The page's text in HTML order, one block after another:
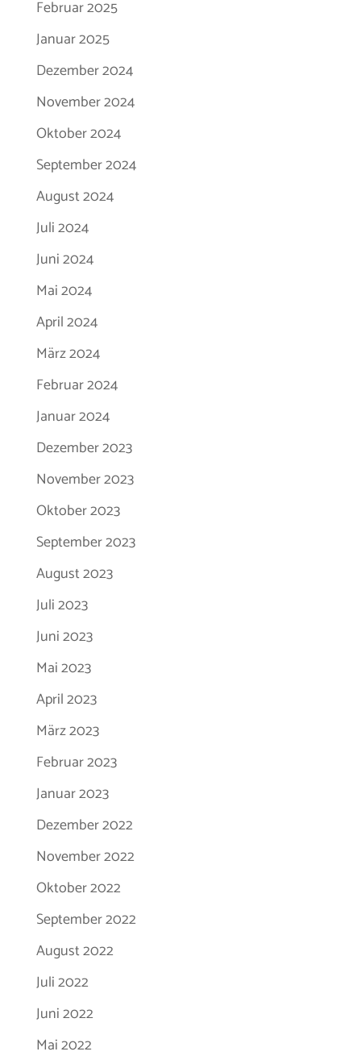
Februar 2025
Januar 2025
Dezember 2024
November 2024
Oktober 2024
September 2024
August 2024
Juli 2024
Juni 2024
Mai 2024
April 2024
März 2024
Februar 2024
Januar 2024
Dezember 2023
November 2023
Oktober 2023
September 2023
August 2023
Juli 2023
Juni 2023
Mai 2023
April 2023
März 2023
Februar 2023
Januar 2023
Dezember 2022
November 2022
Oktober 2022
September 2022
August 2022
Juli 2022
Juni 2022
Mai 2022